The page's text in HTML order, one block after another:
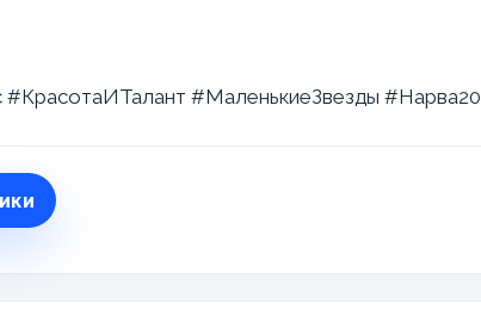
#КрасотаИТалант #МаленькиеЗвезды